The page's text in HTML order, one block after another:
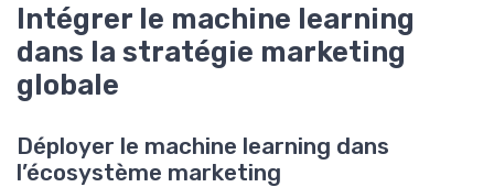
Intégrer le machine learning
dans la stratégie marketing
globale
Déployer le machine learning dans
l’écosystème marketing